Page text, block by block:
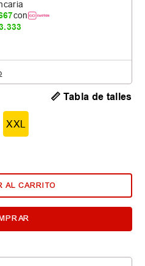
con
.333
XXL
📏 Tabla de talles
AL CARRITO